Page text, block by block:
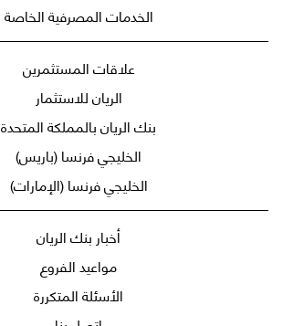
أخبار بنك الريان
مواعيد الفروع
الأسئلة المتكررة
علاقات المستثمرين
الريان للاستثمار
بنك الريان بالمملكة المتحدة
الخليجي فرنسا (باريس)
الخليجي فرنسا (الإمارات)
الخدمات المصرفية الخاصة